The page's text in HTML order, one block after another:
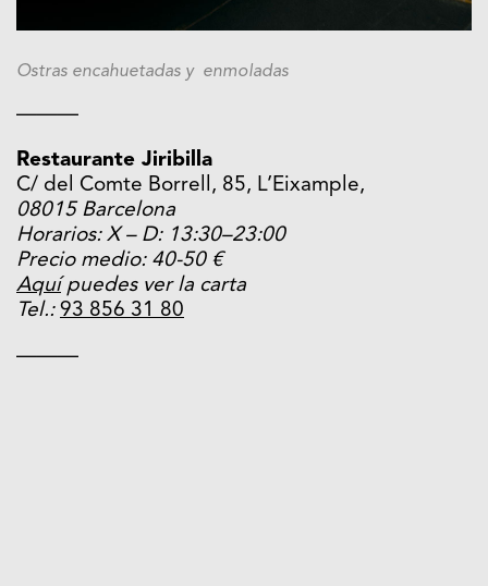
Ostras encahuetadas y enmoladas
———
Restaurante Jiribilla
C/ del Comte Borrell, 85, L’Eixample,
08015 Barcelona
Horarios: X – D: 13:30–23:00
Precio medio: 40-50 €
Aquípuedes ver la carta
Tel.: 93 856 31 80
———